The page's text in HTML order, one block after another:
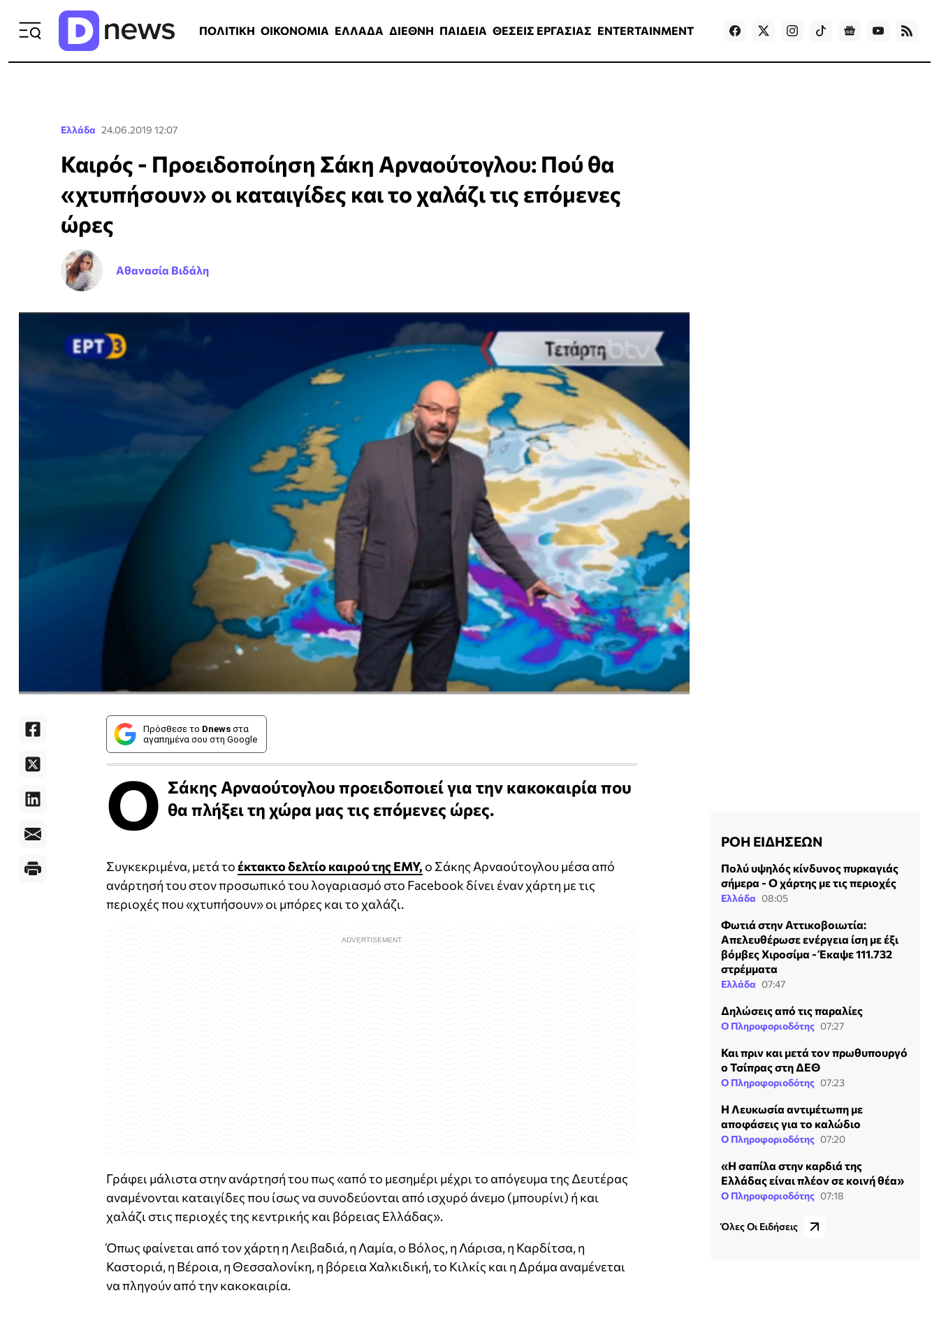
ΠΟΛΙΤΙΚΗ ΟΙΚΟΝΟΜΙΑ ΕΛΛΑΔΑ ΔΙΕΘΝΗ ΠΑΙΔΕΙΑ ΘΕΣΕΙΣ ΕΡΓΑΣΙΑΣ ENTERTAINMENT Games
Ελλάδα 24.06.2019 12:07
Καιρός - Προειδοποίηση Σάκη Αρναούτογλου: Πού θα
«χτυπήσουν» οι καταιγίδες και το χαλάζι τις επόμενες
ώρες
Αθανασία Βιδάλη
Πρόσθεσε το Dnews στα
αγαπημένα σου στη Google
Ο Σάκης Αρναούτογλου προειδοποιεί για την κακοκαιρία που
θα πλήξει τη χώρα μας τις επόμενες ώρες.
Συγκεκριμένα, μετά τοέκτακτο δελτίο καιρού της ΕΜΥ, ο Σάκης Αρναούτογλου μέσα από
ανάρτησή του στον προσωπικό του λογαριασμό στο Facebook δίνει έναν χάρτη με τις
περιοχές που «χτυπήσουν» οι μπόρες και το χαλάζι.
Γράφει μάλιστα στην ανάρτησή του πως «από το μεσημέρι μέχρι το απόγευμα της Δευτέρας
αναμένονται καταιγίδες που ίσως να συνοδεύονται από ισχυρό άνεμο (μπουρίνι) ή και
χαλάζι στις περιοχές της κεντρικής και βόρειας Ελλάδας».
Όπως φαίνεται από τον χάρτη η Λειβαδιά, η Λαμία, ο Βόλος, η Λάρισα, η Καρδίτσα, η
Καστοριά, η Βέροια, η Θεσσαλονίκη, η βόρεια Χαλκιδική, το Κιλκίς και η Δράμα αναμένεται
να πληγούν από την κακοκαιρία.
ΡΟΗ ΕΙΔΗΣΕΩΝ
Πολύ υψηλός κίνδυνος πυρκαγιάς
σήμερα - Ο χάρτης με τις περιοχές
Ελλάδα 08:05
Φωτιά στην Αττικοβοιωτία:
Απελευθέρωσε ενέργεια ίση με έξι
βόμβες Χιροσίμα - Έκαψε 111.732
στρέμματα
Ελλάδα 07:47
Δηλώσεις από τις παραλίες
Ο Πληροφοριοδότης 07:27
Και πριν και μετά τον πρωθυπουργό
ο Τσίπρας στη ΔΕΘ
Ο Πληροφοριοδότης 07:23
Η Λευκωσία αντιμέτωπη με
αποφάσεις για το καλώδιο
Ο Πληροφοριοδότης 07:20
«Η σαπίλα στην καρδιά της
Ελλάδας είναι πλέον σε κοινή θέα»
Ο Πληροφοριοδότης 07:18
Όλες Οι Ειδήσεις